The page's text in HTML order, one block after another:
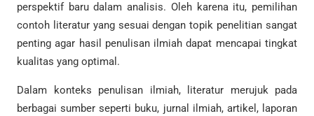
perspektif baru dalam analisis. Oleh karena itu, pemilihan
contoh literatur yang sesuai dengan topik penelitian sangat
penting agar hasil penulisan ilmiah dapat mencapai tingkat
kualitas yang optimal.
Dalam konteks penulisan ilmiah, literatur merujuk pada
berbagai sumber seperti buku, jurnal ilmiah, artikel, laporan